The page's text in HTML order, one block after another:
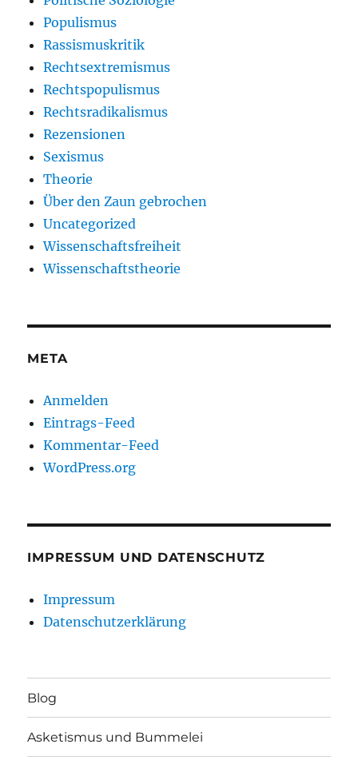
Populismus
Rassismuskritik
Rechtsextremismus
Rechtspopulismus
Rechtsradikalismus
Rezensionen
Sexismus
Theorie
Über den Zaun gebrochen
Uncategorized
Wissenschaftsfreiheit
Wissenschaftstheorie
META
Anmelden
Eintrags-Feed
Kommentar-Feed
WordPress.org
IMPRESSUM UND DATENSCHUTZ
Impressum
Datenschutzerklärung
Blog
Asketismus und Bummelei